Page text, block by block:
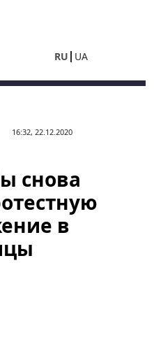
RU UA
16:32, 22.12.2020
снова
в